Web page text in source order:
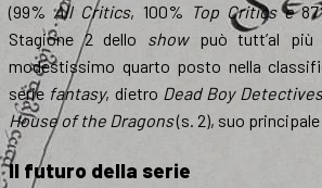
(99%All Critics, 100% Top Critics e
Stagione 2 dello show può tutt’al
modestissimo quarto posto nella
serie fantasy, dietro Dead Boy Detectives
House of the Dragons(s. 2), suo
Il futuro della serie